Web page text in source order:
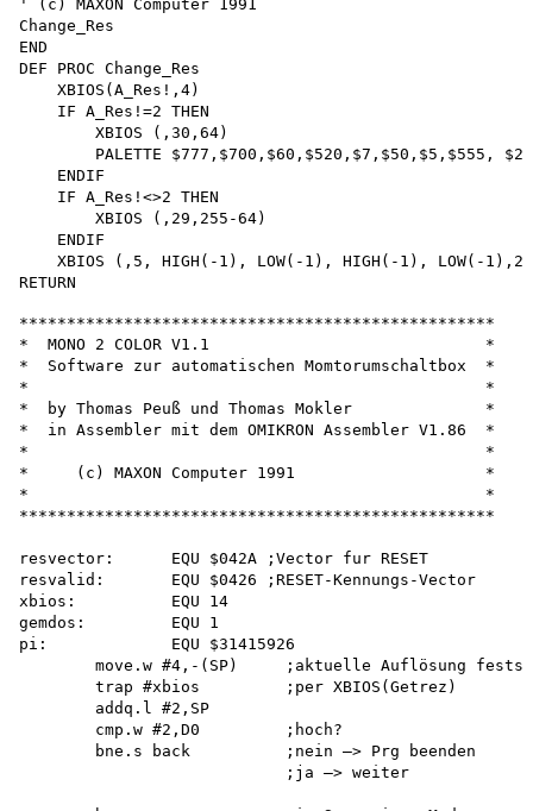
' (c) MAXON Computer 1991
Change_Res
END
DEF PROC Change_Res
    XBIOS(A_Res!,4)
    IF A_Res!=2 THEN
        XBIOS (,30,64)
PALETTE $777,$700,$60,$520,$7,$50,$5,$555,
    ENDIF
    IF A_Res!<>2 THEN
        XBIOS (,29,255-64)
    ENDIF
XBIOS (,5, HIGH(-1), LOW(-1), HIGH(-1), LOW(-
**************************************************
*  MONO 2 COLOR V1.1                             *
*  Software zur automatischen Momtorumschaltbox  *
*                                                *
*  by Thomas Peuß und Thomas Mokler              *
*  in Assembler mit dem OMIKRON Assembler V1.86  *
*                                                *
*     (c) MAXON Computer 1991                    *
*                                                *
**************************************************
resvector:      EQU $042A ;Vector fur RESET
resvalid:       EQU $0426 ;RESET-Kennungs-Vector
xbios:          EQU 14
gemdos:         EQU 1
pi:             EQU $31415926
move.w #4,-(SP)     ;aktuelle Auflösung
        trap #xbios         ;per XBIOS(Getrez)
        addq.l #2,SP
        cmp.w #2,D0         ;hoch?
        bne.s back          ;nein —> Prg beenden
                            ;ja —> weiter